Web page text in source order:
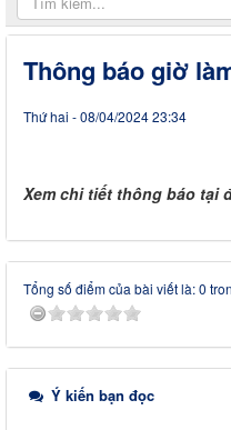
Thông báo giờ
Thứ hai - 08/04/2024 23:34
Xem chi tiết thông báo tại
Tổng số điểm của bài viết là: 0
Ý kiến bạn đọc